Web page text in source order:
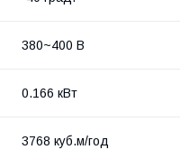
380~400 В
0.166 кВт
3768 куб.м/год